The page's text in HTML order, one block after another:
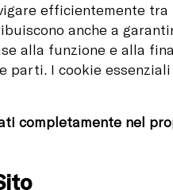
efficientemente
anche a
alla funzione e alla
parti. I cookie
completamente nel